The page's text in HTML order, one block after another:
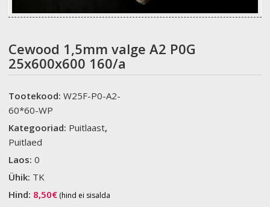
Cewood 1,5mm valge A2 P0G
25x600x600 160/a
Tootekood:W25F-P0-A2-
60*60-WP
Kategooriad: Puitlaast,
Puitlaed
Laos:0
Ühik: TK
Hind: 8,50€ (hind ei sisalda